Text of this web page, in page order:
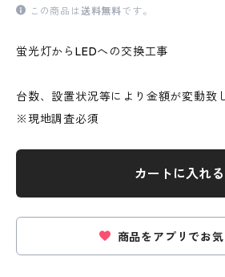
この商品は送料無料です。
蛍光灯からLEDへの交換工事
台数、設置状況等により金額が変動致
※現地調査必須
カートに入れる
商品をアプリでお気